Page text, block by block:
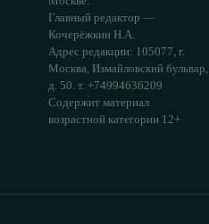
Главный редактор —
Кочерёжкин Н.А.
Адрес редакции: 105077, г.
Москва, Измайловский бульвар,
д. 50. т. +74994636209
Содержит материал
возрастной категории 12+